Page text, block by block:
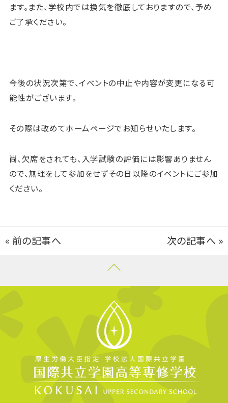
ます。また、学校内では換気を徹底しておりますので、予め
ご了承ください。
今後の状況次第で、イベントの中止や内容が変更になる可
能性がございます。
その際は改めてホームページでお知らせいたします。
尚、欠席をされても、入学試験の評価には影響ありません
ので、無理をして参加をせずその日以降のイベントにご参加
ください。
« 前の記事へ 次の記事へ »